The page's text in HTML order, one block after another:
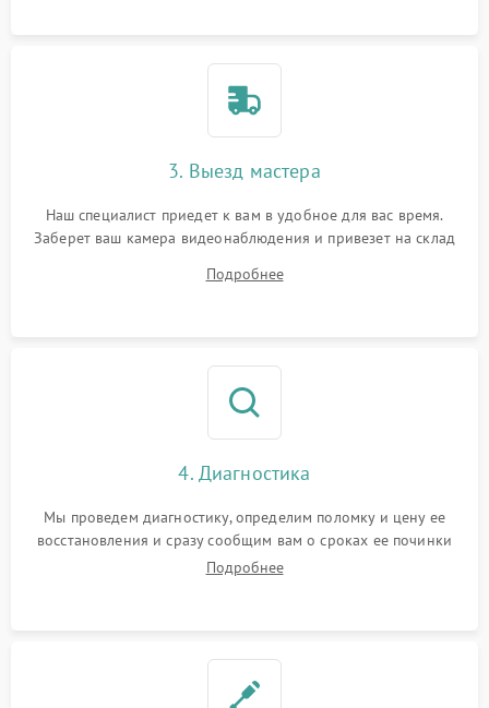
3. Выезд мастера
Наш специалист приедет к вам в удобное для вас время.
Заберет ваш камера видеонаблюдения и привезет на склад
Подробнее
4. Диагностика
Мы проведем диагностику, определим поломку и цену ее
восстановления и сразу сообщим вам о сроках ее починки
Подробнее